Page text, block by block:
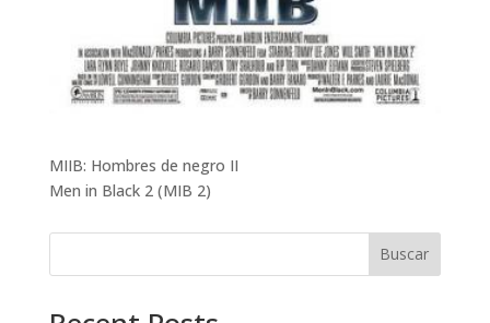
MIIB: Hombres de negro II
Men in Black 2 (MIB 2)
Buscar